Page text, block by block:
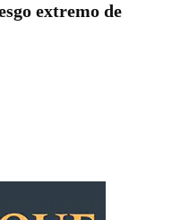
extremo de